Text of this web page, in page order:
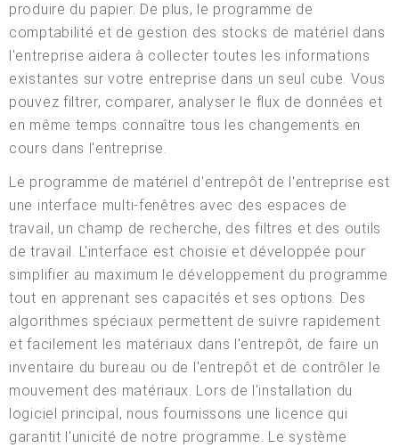
produire du papier. De plus, le programme de
comptabilité et de gestion des stocks de matériel dans
l'entreprise aidera à collecter toutes les informations
existantes sur votre entreprise dans un seul cube. Vous
pouvez filtrer, comparer, analyser le flux de données et
en même temps connaître tous les changements en
cours dans l'entreprise.
Le programme de matériel d'entrepôt de l'entreprise est
une interface multi-fenêtres avec des espaces de
travail, un champ de recherche, des filtres et des outils
de travail. L'interface est choisie et développée pour
simplifier au maximum le développement du programme
tout en apprenant ses capacités et ses options. Des
algorithmes spéciaux permettent de suivre rapidement
et facilement les matériaux dans l'entrepôt, de faire un
inventaire du bureau ou de l'entrepôt et de contrôler le
mouvement des matériaux. Lors de l'installation du
logiciel principal, nous fournissons une licence qui
garantit l'unicité de notre programme. Le système